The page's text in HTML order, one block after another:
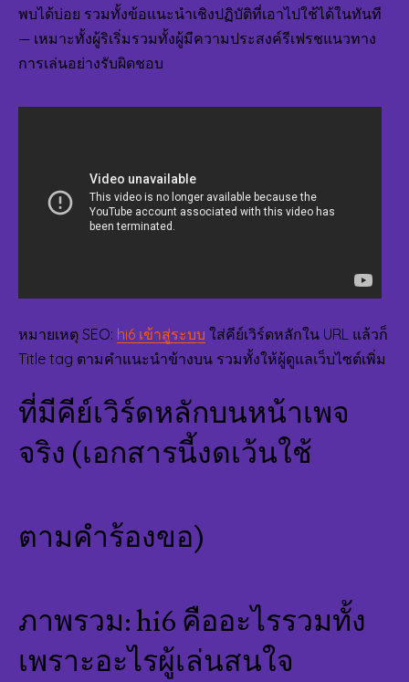
พบได้บ่อย รวมทั้งข้อแนะนำเชิงปฏิบัติที่เอาไปใช้ได้ในทันที
— เหมาะทั้งผู้ริเริ่มรวมทั้งผู้มีความประสงค์รีเฟรชแนวทาง
การเล่นอย่างรับผิดชอบ
หมายเหตุ SEO: hi6 เข้าสู่ระบบ ใส่คีย์เวิร์ดหลักใน URL แล้วก็
Title tag ตามคำแนะนำข้างบน รวมทั้งให้ผู้ดูแลเว็บไซต์เพิ่ม
ที่มีคีย์เวิร์ดหลักบนหน้าเพจ
จริง (เอกสารนี้งดเว้นใช้
ตามคำร้องขอ)
ภาพรวม: hi6 คืออะไรรวมทั้ง
เพราะอะไรผู้เล่นสนใจ